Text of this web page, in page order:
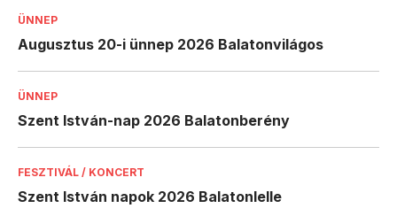
ÜNNEP
Augusztus 20-i ünnep 2026 Balatonvilágos
ÜNNEP
Szent István-nap 2026 Balatonberény
FESZTIVÁL / KONCERT
Szent István napok 2026 Balatonlelle